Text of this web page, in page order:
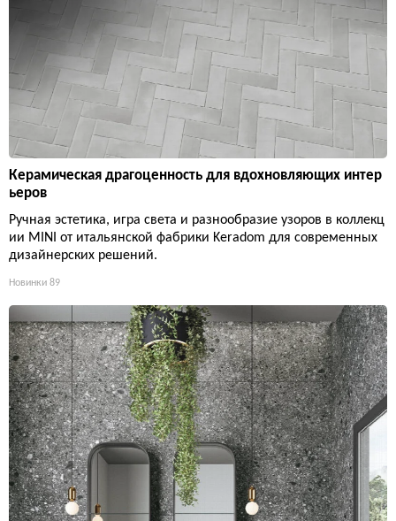
Керамическая драгоценность для вдохновляющих интер
ьеров
Ручная эстетика, игра света и разнообразие узоров в коллекц
ии MINI от итальянской фабрики Keradom для современных
дизайнерских решений.
Новинки 89